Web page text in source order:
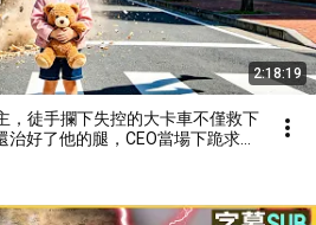
2:18:19
，徒手攔下失控的大卡車不僅救下
治好了他的腿，CEO當場下跪求取
障總裁寵上天】